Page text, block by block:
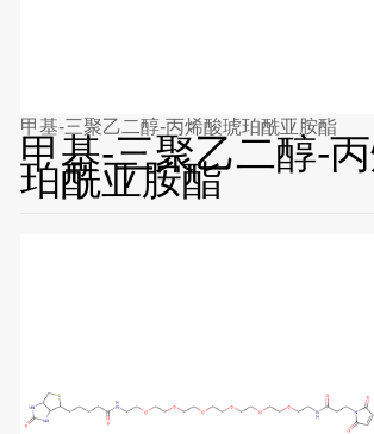
甲基-三聚乙二醇-丙烯酸琥珀酰亚胺酯
甲基-三聚乙二醇-
珀酰亚胺酯